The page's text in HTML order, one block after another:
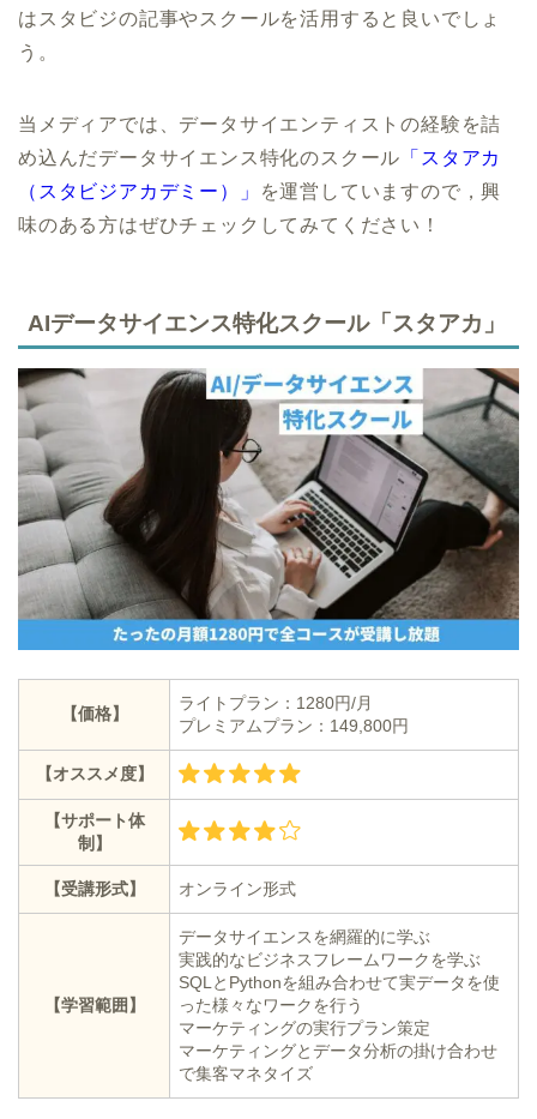
はスタビジの記事やスクールを活用すると良いでしょ
う。
当メディアでは、データサイエンティストの経験を詰
め込んだデータサイエンス特化のスクール 「スタアカ
（スタビジアカデミー）」
を運営していますので，興
味のある方はぜひチェックしてみてください！
AIデータサイエンス特化スクール「スタアカ」
【価格】
ライトプラン：1280円/月
プレミアムプラン：149,800円
【オススメ度】
【サポート体
制】
【受講形式】 オンライン形式
【学習範囲】
データサイエンスを網羅的に学ぶ
実践的なビジネスフレームワークを学ぶ
SQLとPythonを組み合わせて実データを使
った様々なワークを行う
マーケティングの実行プラン策定
マーケティングとデータ分析の掛け合わせ
で集客マネタイズ